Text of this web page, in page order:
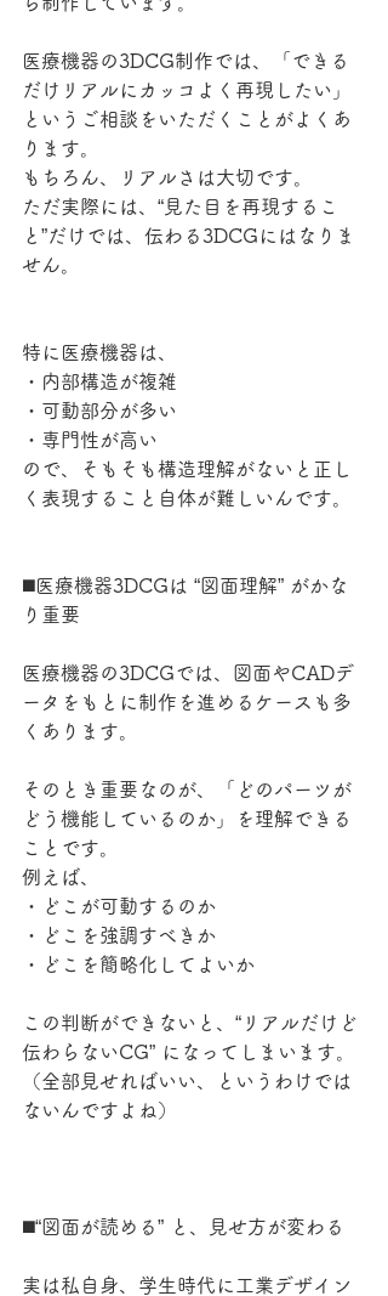
医療機器の3DCG制作では、「できる
だけリアルにカッコよく再現したい」
というご相談をいただくことがよくあ
ります。
もちろん、リアルさは大切です。
ただ実際には、“見た目を再現するこ
と”だけでは、伝わる3DCGにはなりま
せん。
特に医療機器は、
・内部構造が複雑
・可動部分が多い
・専門性が高い
ので、そもそも構造理解がないと正し
く表現すること自体が難しいんです。
◼️医療機器3DCGは “図面理解” がかな
り重要
医療機器の3DCGでは、図面やCADデ
ータをもとに制作を進めるケースも多
くあります。
そのとき重要なのが、「どのパーツが
どう機能しているのか」を理解できる
ことです。
例えば、
・どこが可動するのか
・どこを強調すべきか
・どこを簡略化してよいか
この判断ができないと、“リアルだけど
伝わらないCG” になってしまいます。
（全部見せればいい、というわけでは
ないんですよね）
◼️“図面が読める” と、見せ方が変わる
実は私自身、学生時代に工業デザイン